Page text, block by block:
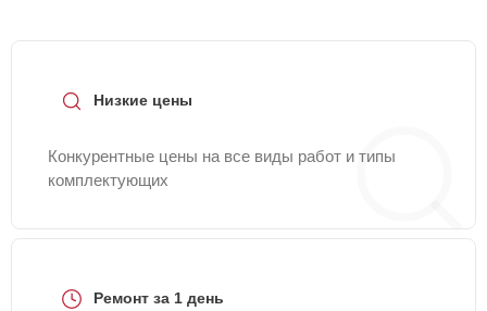
Низкие цены
Конкурентные цены на все виды работ и типы
комплектующих
Ремонт за 1 день